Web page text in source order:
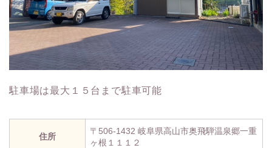
駐車場は最大１５台まで駐車可能
住所
〒506-1432 岐阜県高山市奥飛騨温泉郷一重
ヶ根１１１２